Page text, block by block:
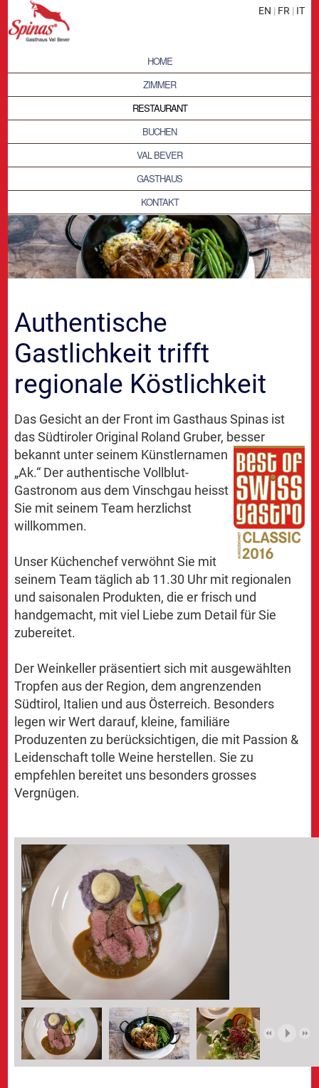
EN | FR | IT
HOME
ZIMMER
RESTAURANT
BUCHEN
VAL BEVER
GASTHAUS
KONTAKT
Authentische
Gastlichkeit trifft
regionale Köstlichkeit
Das Gesicht an der Front im Gasthaus Spinas ist
das Südtiroler Original Roland Gruber, besser
bekanntunter seinem Künstlernamen
„Ak.“ Der authentische Vollblut-
Gastronom aus dem Vinschgau heisst
Sie mit seinem Team herzlichst
willkommen.
Unser Küchenchef verwöhnt Sie mit
seinem Team täglich ab 11.30 Uhr mit regionalen
und saisonalen Produkten, die er frisch und
handgemacht, mit viel Liebe zum Detail für Sie
zubereitet.
Der Weinkeller präsentiert sich mit ausgewählten
Tropfen aus der Region, dem angrenzenden
Südtirol, Italien und aus Österreich. Besonders
legen wir Wert darauf, kleine, familiäre
Produzenten zu berücksichtigen, die mit Passion &
Leidenschaft tolle Weine herstellen. Sie zu
empfehlen bereitet uns besonders grosses
Vergnügen.